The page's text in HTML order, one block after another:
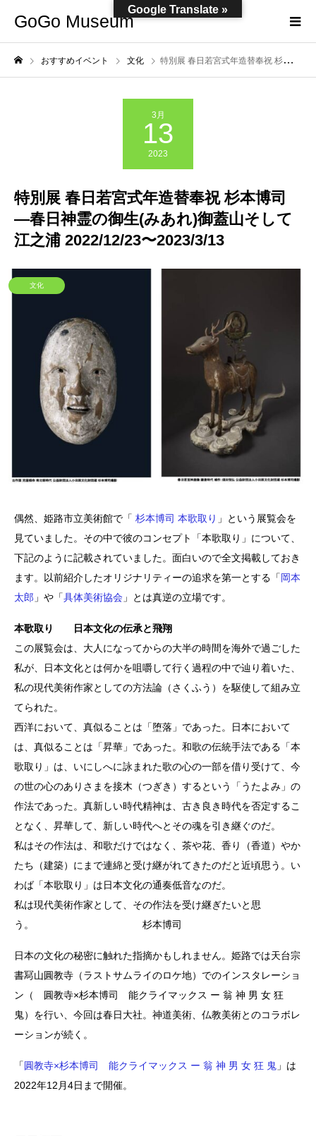
GoGo Museum
おすすめイベント 文化 特別展 春日若宮式年造替奉祝 杉本博司 ―春日神霊の御生(みあれ)御蓋山そして江之浦 2022/12/23〜2023/3/13
3月
13
2023
特別展 春日若宮式年造替奉祝 杉本博司
―春日神霊の御生(みあれ)御蓋山そして
江之浦 2022/12/23〜2023/3/13
文化
偶然、姫路市立美術館で「 杉本博司 本歌取り 」という展覧会を
見ていました。その中で彼のコンセプト「本歌取り」について、
下記のように記載されていました。面白いので全文掲載しておき
ます。以前紹介したオリジナリティーの追求を第一とする「 岡本
太郎 」や「具体美術協会 」とは真逆の立場です。
本歌取り 日本文化の伝承と飛翔
この展覧会は、大人になってからの大半の時間を海外で過ごした
私が、日本文化とは何かを咀嚼して行く過程の中で辿り着いた、
私の現代美術作家としての方法論（さくふう）を駆使して組み立
てられた。
西洋において、真似ることは「堕落」であった。日本において
は、真似ることは「昇華」であった。和歌の伝統手法である「本
歌取り」は、いにしへに詠まれた歌の心の一部を借り受けて、今
の世の心のありさまを接木（つぎき）するという「うたよみ」の
作法であった。真新しい時代精神は、古き良き時代を否定するこ
となく、昇華して、新しい時代へとその魂を引き継ぐのだ。
私はその作法は、和歌だけではなく、茶や花、香り（香道）やか
たち（建築）にまで連綿と受け継がれてきたのだと近頃思う。い
わば「本歌取り」は日本文化の通奏低音なのだ。
私は現代美術作家として、その作法を受け継ぎたいと思
う。 杉本博司
日本の文化の秘密に触れた指摘かもしれません。姫路では天台宗
書冩山圓教寺（ラストサムライのロケ地）でのインスタレーショ
ン（ 圓教寺×杉本博司 能クライマックス ー 翁 神 男 女 狂
鬼）を行い、今回は春日大社。神道美術、仏教美術とのコラボレ
ーションが続く。
「圓教寺×杉本博司 能クライマックス ー 翁 神 男 女 狂 鬼 」は
2022年12月4日まで開催。
Google Translate »